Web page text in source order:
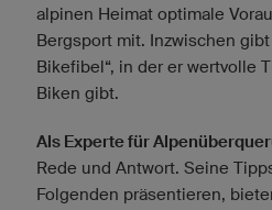
alpinen Heimat optimale
Bergsport mit. Inzwischen gibt
Bikefibel“, in der er wertvolle
Biken gibt.
Als Experte für
Rede und Antwort. Seine
Folgenden präsentieren,